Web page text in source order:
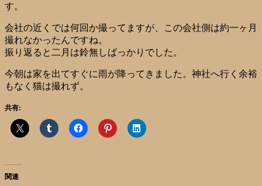
す。
会社の近くでは何回か撮ってますが、この会社側は約一ヶ月
撮れなかったんですね。
振り返ると二月は鈴無しばっかりでした。
今朝は家を出てすぐに雨が降ってきました。神社へ行く余裕
もなく猫は撮れず。
共有:
関連